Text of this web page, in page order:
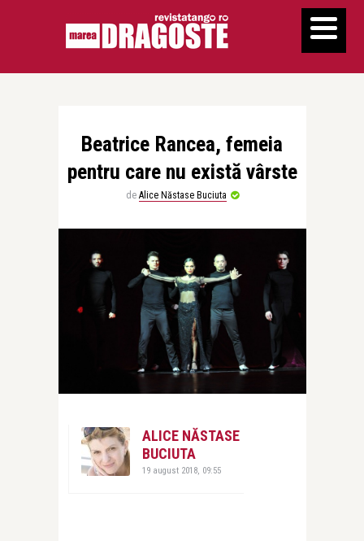
Beatrice Rancea, femeia
pentru care nu există vârste
de Alice Năstase Buciuta
ALICE NĂSTASE
BUCIUTA
19 august 2018, 09:55